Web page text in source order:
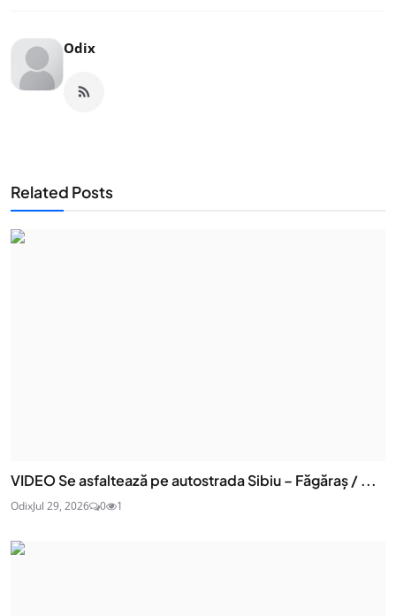
Odix
Related Posts
VIDEO Se asfaltează pe autostrada Sibiu – Făgăraș / ...
OdixJul 29, 2026 0 1